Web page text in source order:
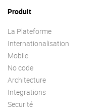
Produit
La Plateforme
Internationalisation
Mobile
No code
Architecture
Integrations
Securité